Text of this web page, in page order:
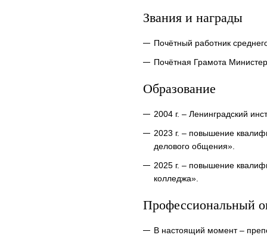
Звания и награды
Почётный работник
Почётная Грамота
Образование
2004 г. – Ленинградский
2023 г. – повышение
делового общения».
2025 г. – повышение
колледжа».
Профессиональный
В настоящий момент –